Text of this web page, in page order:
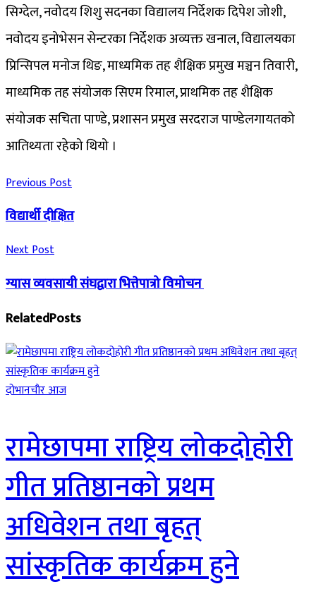
सिग्देल, नवोदय शिशु सदनका विद्यालय निर्देशक दिपेश जोशी,
नवोदय इनोभेसन सेन्टरका निर्देशक अव्यक्त खनाल, विद्यालयका
प्रिन्सिपल मनोज थिङ, माध्यमिक तह शैक्षिक प्रमुख मञ्चन तिवारी,
माध्यमिक तह संयोजक सिएम रिमाल, प्राथमिक तह शैक्षिक
संयोजक सचिता पाण्डे, प्रशासन प्रमुख सरदराज पाण्डेलगायतको
आतिथ्यता रहेको थियो ।
Previous Post
विद्यार्थी दीक्षित
Next Post
ग्यास व्यवसायी संघद्वारा भित्तेपात्रो विमोचन
RelatedPosts
दाेभानचाैर आज
रामेछापमा राष्ट्रिय लोकदोहोरी
गीत प्रतिष्ठानको प्रथम
अधिवेशन तथा बृहत्
सांस्कृतिक कार्यक्रम हुने